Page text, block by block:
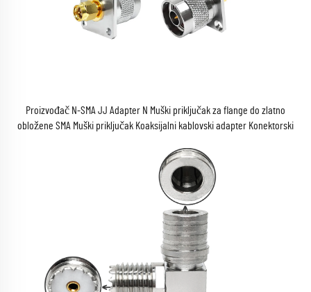
Proizvođač N-SMA JJ Adapter N Muški priključak za flange do zlatno
obložene SMA Muški priključak Koaksijalni kablovski adapter Konektorski